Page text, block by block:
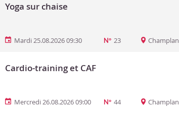
Yoga sur chaise
Mardi 25.08.2026 09:30 Champlan
N° 23
Cardio-training et CAF
Mercredi 26.08.2026 09:00 Champlan
N° 44